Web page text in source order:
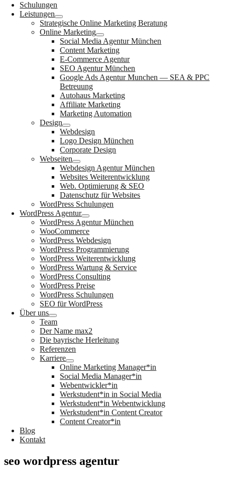
Schulungen
Leistungen
Strategische Online Marketing Beratung
Online Marketing
Social Media Agentur München
Content Marketing
E-Commerce Agentur
SEO Agentur München
Google Ads Agentur Munchen — SEA & PPC
Betreuung
Autohaus Marketing
Affiliate Marketing
Marketing Automation
Design
Webdesign
Logo Design München
Corporate Design
Webseiten
Webdesign Agentur München
Websites Weiterentwicklung
Web. Optimierung & SEO
Datenschutz für Websites
WordPress Schulungen
WordPress Agentur
WordPress Agentur München
WooCommerce
WordPress Webdesign
WordPress Programmierung
WordPress Weiterentwicklung
WordPress Wartung & Service
WordPress Consulting
WordPress Preise
WordPress Schulungen
SEO für WordPress
Über uns
Team
Der Name max2
Die bayrische Herleitung
Referenzen
Karriere
Online Marketing Manager*in
Social Media Manager*in
Webentwickler*in
Werkstudent*in in Social Media
Werkstudent*in Webentwicklung
Werkstudent*in Content Creator
Content Creator*in
Blog
Kontakt
seo wordpress agentur